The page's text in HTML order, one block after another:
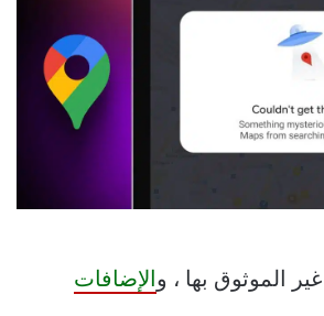
الموثوق بها ، والإضافات